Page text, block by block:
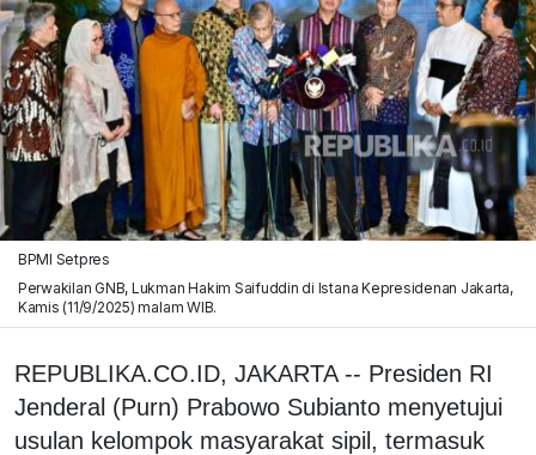
BPMI Setpres
Perwakilan GNB, Lukman Hakim Saifuddin di Istana Kepresidenan Jakarta,
Kamis (11/9/2025) malam WIB.
REPUBLIKA.CO.ID, JAKARTA -- Presiden RI
Jenderal (Purn) Prabowo Subianto menyetujui
usulan kelompok masyarakat sipil, termasuk